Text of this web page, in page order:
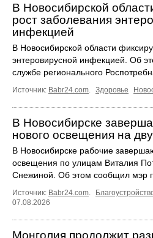
В Новосибирской
рост заболевания
инфекцией
В Новосибирской области
энтеровирусной инфекцией. Об
службе регионального
Источник: Babr24.com. Здоровье
В Новосибирске
нового освещения на
В Новосибирске рабочие
освещения по улицам Виталия
Снежиной. Об этом сообщил мэр
Источник: Babr24.com.
07.08.2026
Монголия продолжит